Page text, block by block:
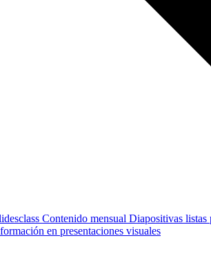
Contenido mensual Diapositivas listas
en presentaciones visuales